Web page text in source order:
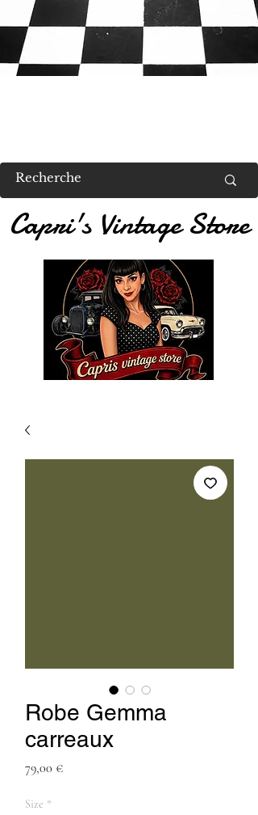
Capri's Vintage Store
Robe Gemma
carreaux
79,00 €Prix
Size *